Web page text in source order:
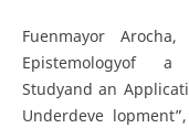
Fuenmayor
Epistemologyof a
Studyand an
Underdeve